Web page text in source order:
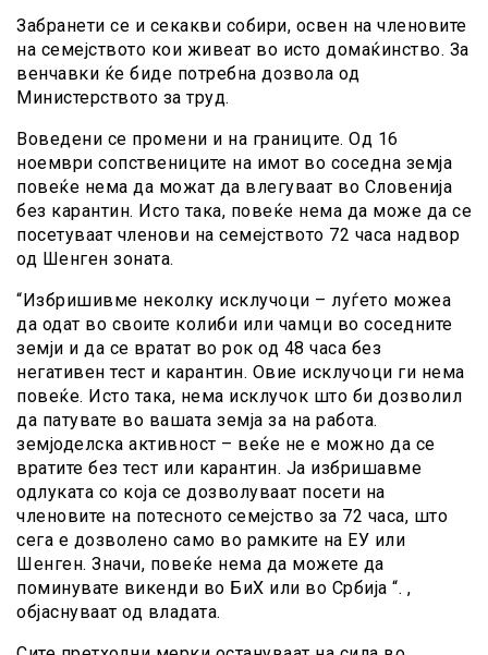
Забранети се и секакви собири, освен на членовите
на семејството кои живеат во исто домаќинство. За
венчавки ќе биде потребна дозвола од
Министерството за труд.
Воведени се промени и на границите. Од 16
ноември сопствениците на имот во соседна земја
повеќе нема да можат да влегуваат во Словенија
без карантин. Исто така, повеќе нема да може да се
посетуваат членови на семејството 72 часа надвор
од Шенген зоната.
“Избришивме неколку исклучоци – луѓето можеа
да одат во своите колиби или чамци во соседните
земји и да се вратат во рок од 48 часа без
негативен тест и карантин. Овие исклучоци ги нема
повеќе. Исто така, нема исклучок што би дозволил
да патувате во вашата земја за на работа.
земјоделска активност – веќе не е можно да се
вратите без тест или карантин. Ја избришавме
одлуката со која се дозволуваат посети на
членовите на потесното семејство за 72 часа, што
сега е дозволено само во рамките на ЕУ или
Шенген. Значи, повеќе нема да можете да
поминувате викенди во БиХ или во Србија “. ,
објаснуваат од владата.